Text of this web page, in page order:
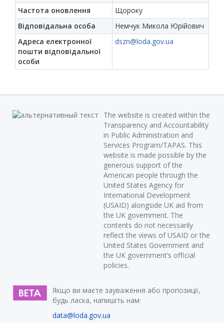
Частота оновлення
Щороку
Відповідальна особа
Немчук Микола Юрійович
Адреса електронної
пошти відповідальної
особи
dszn@loda.gov.ua
The website is created within the
Transparency and Accountability
in Public Administration and
Services Program/TAPAS. This
website is made possible by the
generous support of the
American people through the
United States Agency for
International Development
(USAID) alongside UK aid from
the UK government. The
contents do not necessarily
reflect the views of USAID or the
United States Government and
the UK government’s official
policies.
Якщо ви маєте зауваження або пропозиції,
будь ласка, напишіть нам:
data@loda.gov.ua